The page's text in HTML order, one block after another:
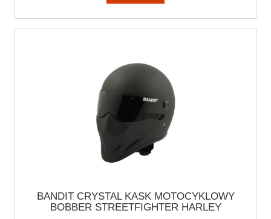
BANDIT CRYSTAL KASK MOTOCYKLOWY
BOBBER STREETFIGHTER HARLEY